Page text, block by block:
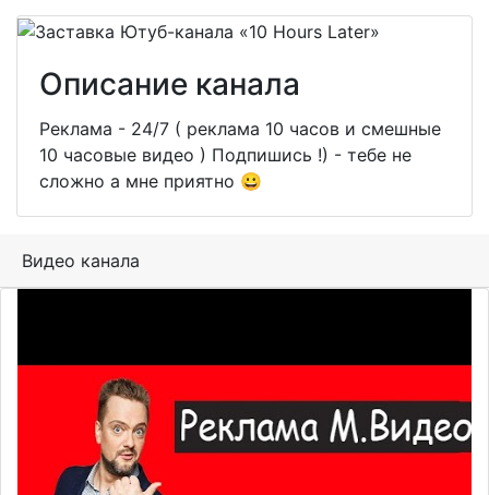
Описание канала
Реклама - 24/7 ( реклама 10 часов и смешные
10 часовые видео ) Подпишись !) - тебе не
сложно а мне приятно 😀
Видео канала